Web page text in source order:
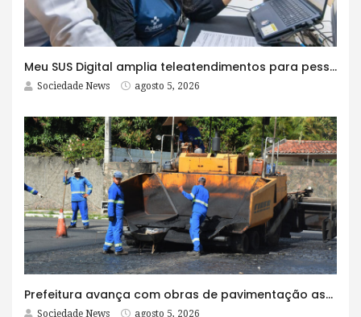
Meu SUS Digital amplia teleatendimentos para pessoas com problemas com jogos e apostas
Sociedade News agosto 5, 2026
Prefeitura avança com obras de pavimentação asfáltica na Rua Lopes Rodrigues
Sociedade News agosto 5, 2026